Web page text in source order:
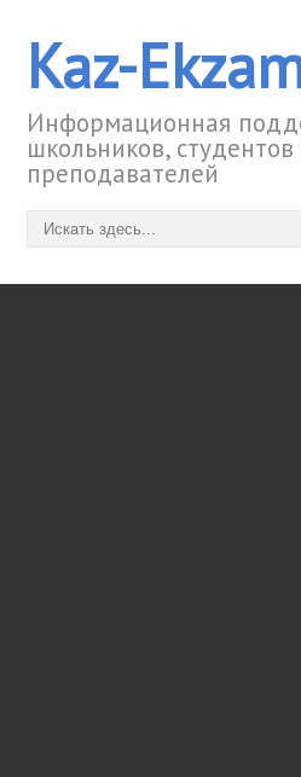
Kaz-
Информационная
школьников, студентов
преподавателей